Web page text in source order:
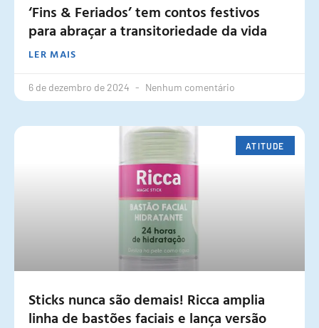
‘Fins & Feriados’ tem contos festivos
para abraçar a transitoriedade da vida
LER MAIS
6 de dezembro de 2024 Nenhum comentário
ATITUDE
Sticks nunca são demais! Ricca amplia
linha de bastões faciais e lança versão